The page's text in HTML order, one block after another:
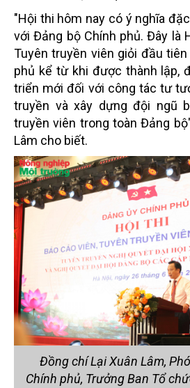
"Hội thi hôm nay có ý nghĩa
với Đảng bộ Chính phủ. Đây là
Tuyên truyền viên giỏi đầu
phủ kể từ khi được thành lập,
triển mới đối với công tác tư
truyền và xây dựng đội ngũ
truyền viên trong toàn Đảng
Lâm cho biết.
Đồng chí Lại Xuân Lâm,
Chính phủ, Trưởng Ban Tổ